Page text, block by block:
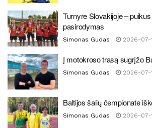
Turnyre Slovakijoje –
pasirodymas
Simonas Gudas 2026-07-
Į motokroso trasą sugrįžo
Simonas Gudas 2026-07-
Baltijos šalių čempionate
Simonas Gudas 2026-07-